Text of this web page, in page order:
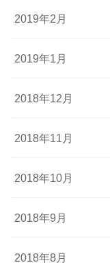
2019年2月
2019年1月
2018年12月
2018年11月
2018年10月
2018年9月
2018年8月